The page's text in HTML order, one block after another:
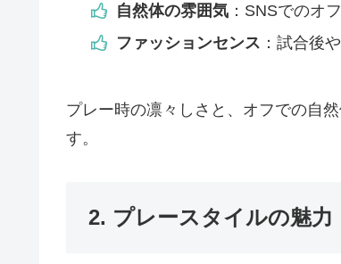
自然体の雰囲気 ：SNSでのオ
ファッションセンス ：試合後
プレー時の凛々しさと、オフでの自
す。
2. プレースタイルの魅力